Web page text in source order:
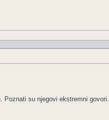
Poznati su njegovi ekstremni govori.